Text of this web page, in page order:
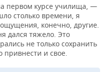
первом курсе училища, —
столько времени, я
конечно, другие.
дался тяжело. Это
не только сохранить
привнести и свое.